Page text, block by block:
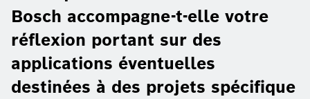
Bosch accompagne-t-elle votre
réflexion portant sur des
applications éventuelles
destinées à des projets spécifique